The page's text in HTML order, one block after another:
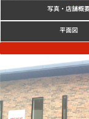
ラインナップ
ご契約の流れ・お支払方
よくあるご質問
PICK UP!
お問い合わせ
会社概要
写真・店舗概
平面図